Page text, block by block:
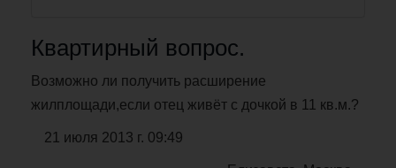
Квартирный вопрос.
Возможно ли получить расширение
жилплощади,если отец живёт с дочкой в 11 кв.м.?
21 июля 2013 г. 09:49